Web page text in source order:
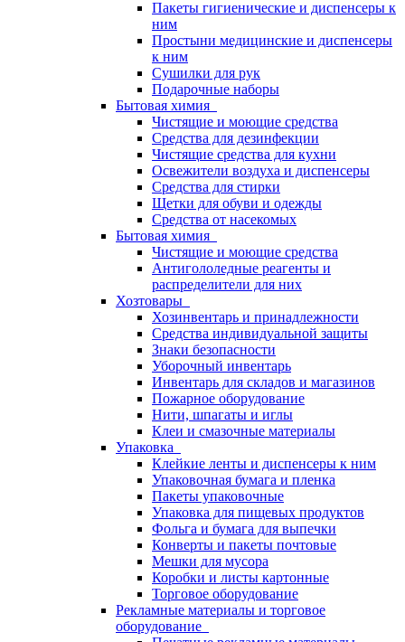
Пакеты гигиенические и диспенсеры к
ним
Простыни медицинские и диспенсеры
к ним
Сушилки для рук
Подарочные наборы
Бытовая химия
Чистящие и моющие средства
Средства для дезинфекции
Чистящие средства для кухни
Освежители воздуха и диспенсеры
Средства для стирки
Щетки для обуви и одежды
Средства от насекомых
Бытовая химия
Чистящие и моющие средства
Антигололедные реагенты и
распределители для них
Хозтовары
Хозинвентарь и принадлежности
Средства индивидуальной защиты
Знаки безопасности
Уборочный инвентарь
Инвентарь для складов и магазинов
Пожарное оборудование
Нити, шпагаты и иглы
Клеи и смазочные материалы
Упаковка
Клейкие ленты и диспенсеры к ним
Упаковочная бумага и пленка
Пакеты упаковочные
Упаковка для пищевых продуктов
Фольга и бумага для выпечки
Конверты и пакеты почтовые
Мешки для мусора
Коробки и листы картонные
Торговое оборудование
Рекламные материалы и торговое
оборудование